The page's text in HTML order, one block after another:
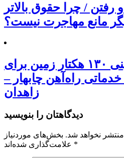
رفتن / چرا حقوق بالاتر
مانع مهاجرت نیست؟
پیش‌بینی ۱۳۰ هکتار زمین برای
راه‌آهن چابهار –
زاهدان
دیدگاهتان را بنویسید
نخواهد شد. بخش‌های موردنیاز
*